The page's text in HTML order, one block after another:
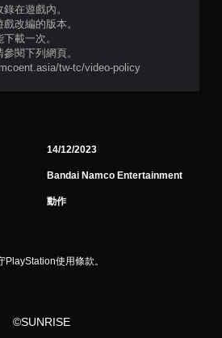
在遊戲內。
改編的版本。
載一次。
閱下列網頁。
tw-tc/video-policy
14/12/2023
Bandai Namco Entertainment
動作
使用條款。
©SUNRISE